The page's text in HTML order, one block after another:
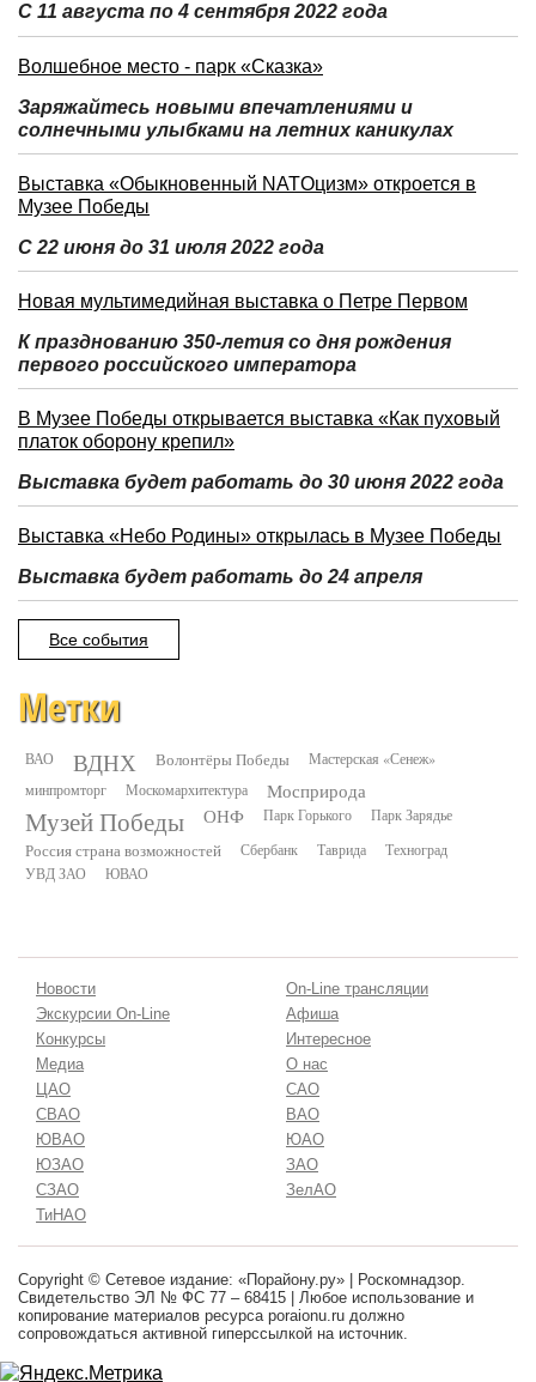
С 11 августа по 4 сентября 2022 года
Волшебное место - парк «Сказка»
Заряжайтесь новыми впечатлениями и
солнечными улыбками на летних каникулах
Выставка «Обыкновенный NATOцизм» откроется в
Музее Победы
С 22 июня до 31 июля 2022 года
Новая мультимедийная выставка о Петре Первом
К празднованию 350-летия со дня рождения
первого российского императора
В Музее Победы открывается выставка «Как пуховый
платок оборону крепил»
Выставка будет работать до 30 июня 2022 года
Выставка «Небо Родины» открылась в Музее Победы
Выставка будет работать до 24 апреля
Все события
Метки
ВАО ВДНХ Волонтёры Победы
Мастерская «Сенеж»
минпромторг
Москомархитектура Мосприрода
Музей Победы ОНФ Парк Горького Парк Зарядье
Россия страна возможностей Сбербанк Таврида
Техноград
УВД ЗАО
ЮВАО
Новости
On-Line трансляции
Экскурсии On-Line
Афиша
Конкурсы
Интересное
Медиа
О нас
ЦАО
САО
СВАО
ВАО
ЮВАО
ЮАО
ЮЗАО
ЗАО
СЗАО
ЗелАО
ТиНАО
Copyright © Сетевое издание: «Порайону.ру» | Роскомнадзор.
Свидетельство ЭЛ № ФС 77 – 68415 | Любое использование и
копирование материалов ресурса poraionu.ru должно
сопровождаться активной гиперссылкой на источник.